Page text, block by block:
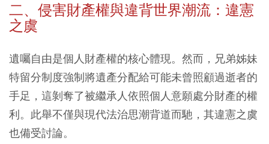
二、侵害財產權與違背世界潮流：違憲
之虞
遺囑自由是個人財產權的核心體現。然而，兄弟姊妹
特留分制度強制將遺產分配給可能未曾照顧過逝者的
手足，這剝奪了被繼承人依照個人意願處分財產的權
利。此舉不僅與現代法治思潮背道而馳，其違憲之虞
也備受討論。